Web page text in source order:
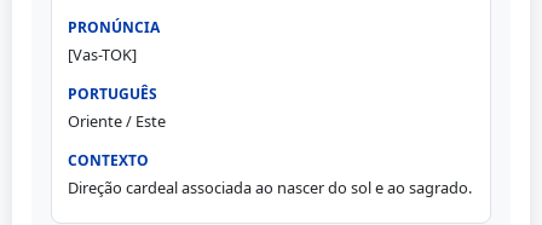
[Vas-TOK]
Oriente / Este
Direção cardeal associada ao nascer do sol e ao sagrado.